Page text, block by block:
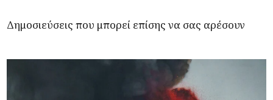
Δημοσιεύσεις που μπορεί επίσης να σας αρέσουν